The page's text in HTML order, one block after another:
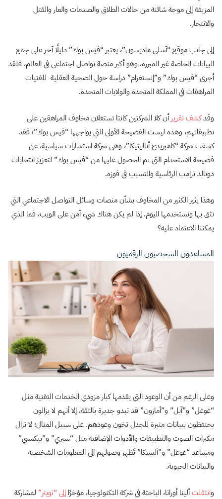
المزيفة إلى موجة شائنة من حالات الطلاق والصدمات والعار والقتل
والانتحار.
إلى جانب موقع “آشلي ماديسون”، يعتبر “فيس بوك” دليلًا آخر على جمع
البيانات الخاصة غير المبررة، وهو أكبر منصة تواصل اجتماعي في العالم، فلقد
أجرى “فيس بوك” و”إنستغرام” دراسة حول الصحية العقلية للفتيات
المراهقات في المملكة المتحدة والولايات المتحدة.
وقدكشف تقرير أن كلا الشركتين كانتا تستغلان مخاوف المراهقين على
تطبيقاتهم، وهذه ليست الفضيحة الأولى التي يواجهها “فيس بوك”؛ فقد
كشفت شركة “كامبريدج أناليتيكا”، وهي شركة استشارات سياسية، عن
فضيحة الاستخدام التي تم الحصول عليها من “فيس بوك” لتعزيز انتخابات
دونالد ترامب الرئاسية والتسبب في فوزه.
وهذا يثير الكثير من المخاوف بشأن منصات وسائل التواصل الاجتماعي التي
نثق بها ونستخدمها اليوم. إذا لم يكن هناك شيء آمن على الويب، فما الذي
يمكننا الاعتماد عليه؟
المساعدون الشخصيون الرقميون
وعلى الرغم من أن الوعود التي يقدمها كبار مزودي الخدمات التقنية مثل
“غوغل” و”آبل” و”أمازون” قد تبدو جديرة بالثقة، إلا أنهم لا يزالون
يحتفظون ببيانات مثيرة للجدل تخون وعودهم. على سبيل المثال؛ لا تزال
مكبرات الصوت والتطبيقات والأدوات الإضافية مثل “سيري” و”بيكسبي”
ومساعد “غوغل” و”أليسكا” تُظهر وصولهم إلى المعلومات الشخصية
والبيانات الحيوية.
وانتقلتألينا أوراتا، الباحثة في شركة التكنولوجيا، مؤخرًا إلى “تويتر” لمشاركة